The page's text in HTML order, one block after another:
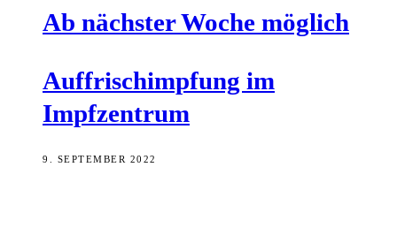
Ab nächs­ter Woche möglich
Auf­frisch­imp­fung im
Impfzentrum
9. SEPTEMBER 2022